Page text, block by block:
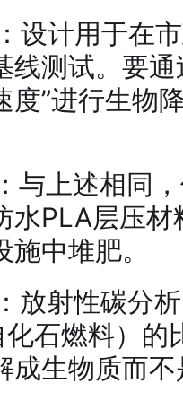
设计用于在
线测试。要
度”进行生物
与上述相同
水PLA层压
中堆肥。
放射性碳分
化石燃料）
成生物质而